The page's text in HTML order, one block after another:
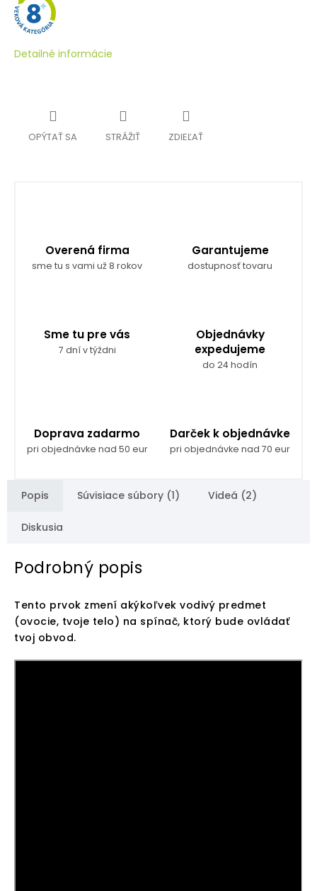
Detailné informácie
OPÝTAŤ SA STRÁŽIŤ ZDIEĽAŤ
Overená firma
sme tu s vami už 8 rokov
Garantujeme
dostupnosť tovaru
Sme tu pre vás
7 dní v týždni
Objednávky
expedujeme
do 24 hodín
Doprava zadarmo
pri objednávke nad 50 eur
Darček k objednávke
pri objednávke nad 70 eur
Popis Súvisiace súbory (1) Videá (2)
Diskusia
Podrobný popis
Tento prvok zmení akýkoľvek vodivý predmet
(ovocie, tvoje telo) na spínač, ktorý bude ovládať
tvoj obvod.